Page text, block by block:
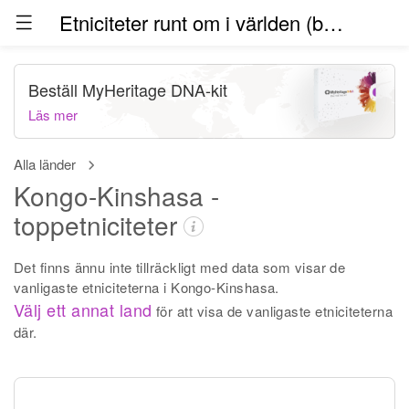
Etniciteter runt om i världen (beta)
Alla länder
Kongo-Kinshasa -
toppetniciteter
Det finns ännu inte tillräckligt med data som visar de
vanligaste etniciteterna i Kongo-Kinshasa.
Välj ett annat land för att visa de vanligaste etniciteterna
där.
Beställ MyHeritage DNA-kit
Läs mer